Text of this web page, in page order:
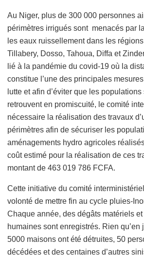
Au Niger, plus de 300 000 personnes
périmètres irrigués sont menacés par
les eaux ruissellement dans les
Tillabery, Dosso, Tahoua, Diffa et
lié à la pandémie du covid-19 où la
constitue l’une des principales
lutte et afin d’éviter que les
retrouvent en promiscuité, le comité
nécessaire la réalisation des travaux
périmètres afin de sécuriser les
aménagements hydro agricoles
coût estimé pour la réalisation de ces
montant de 463 019 786 FCFA.
Cette initiative du comité
volonté de mettre fin au cycle pluies-
Chaque année, des dégâts matériels
humaines sont enregistrés. Rien
5000 maisons ont été détruites, 50
décédées et des centaines d’autres